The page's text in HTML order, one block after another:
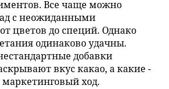
Все чаще можно
с неожиданными
цветов до специй. Однако
одинаково удачны.
добавки
вкус какао, а какие -
ход.